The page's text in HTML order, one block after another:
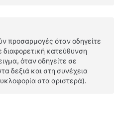
προσαρμογές όταν οδηγείτε
κατεύθυνση
όταν οδηγείτε σε
δεξιά και στη συνέχεια
στα αριστερά).